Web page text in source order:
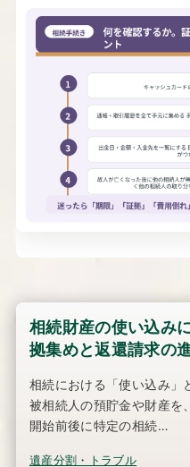
相続財産の使い込み
拠集めと返還請求の
相続における「使い込み」
被相続人の預貯金や財産を
開始前後に特定の相続…
遺産分割・トラブル